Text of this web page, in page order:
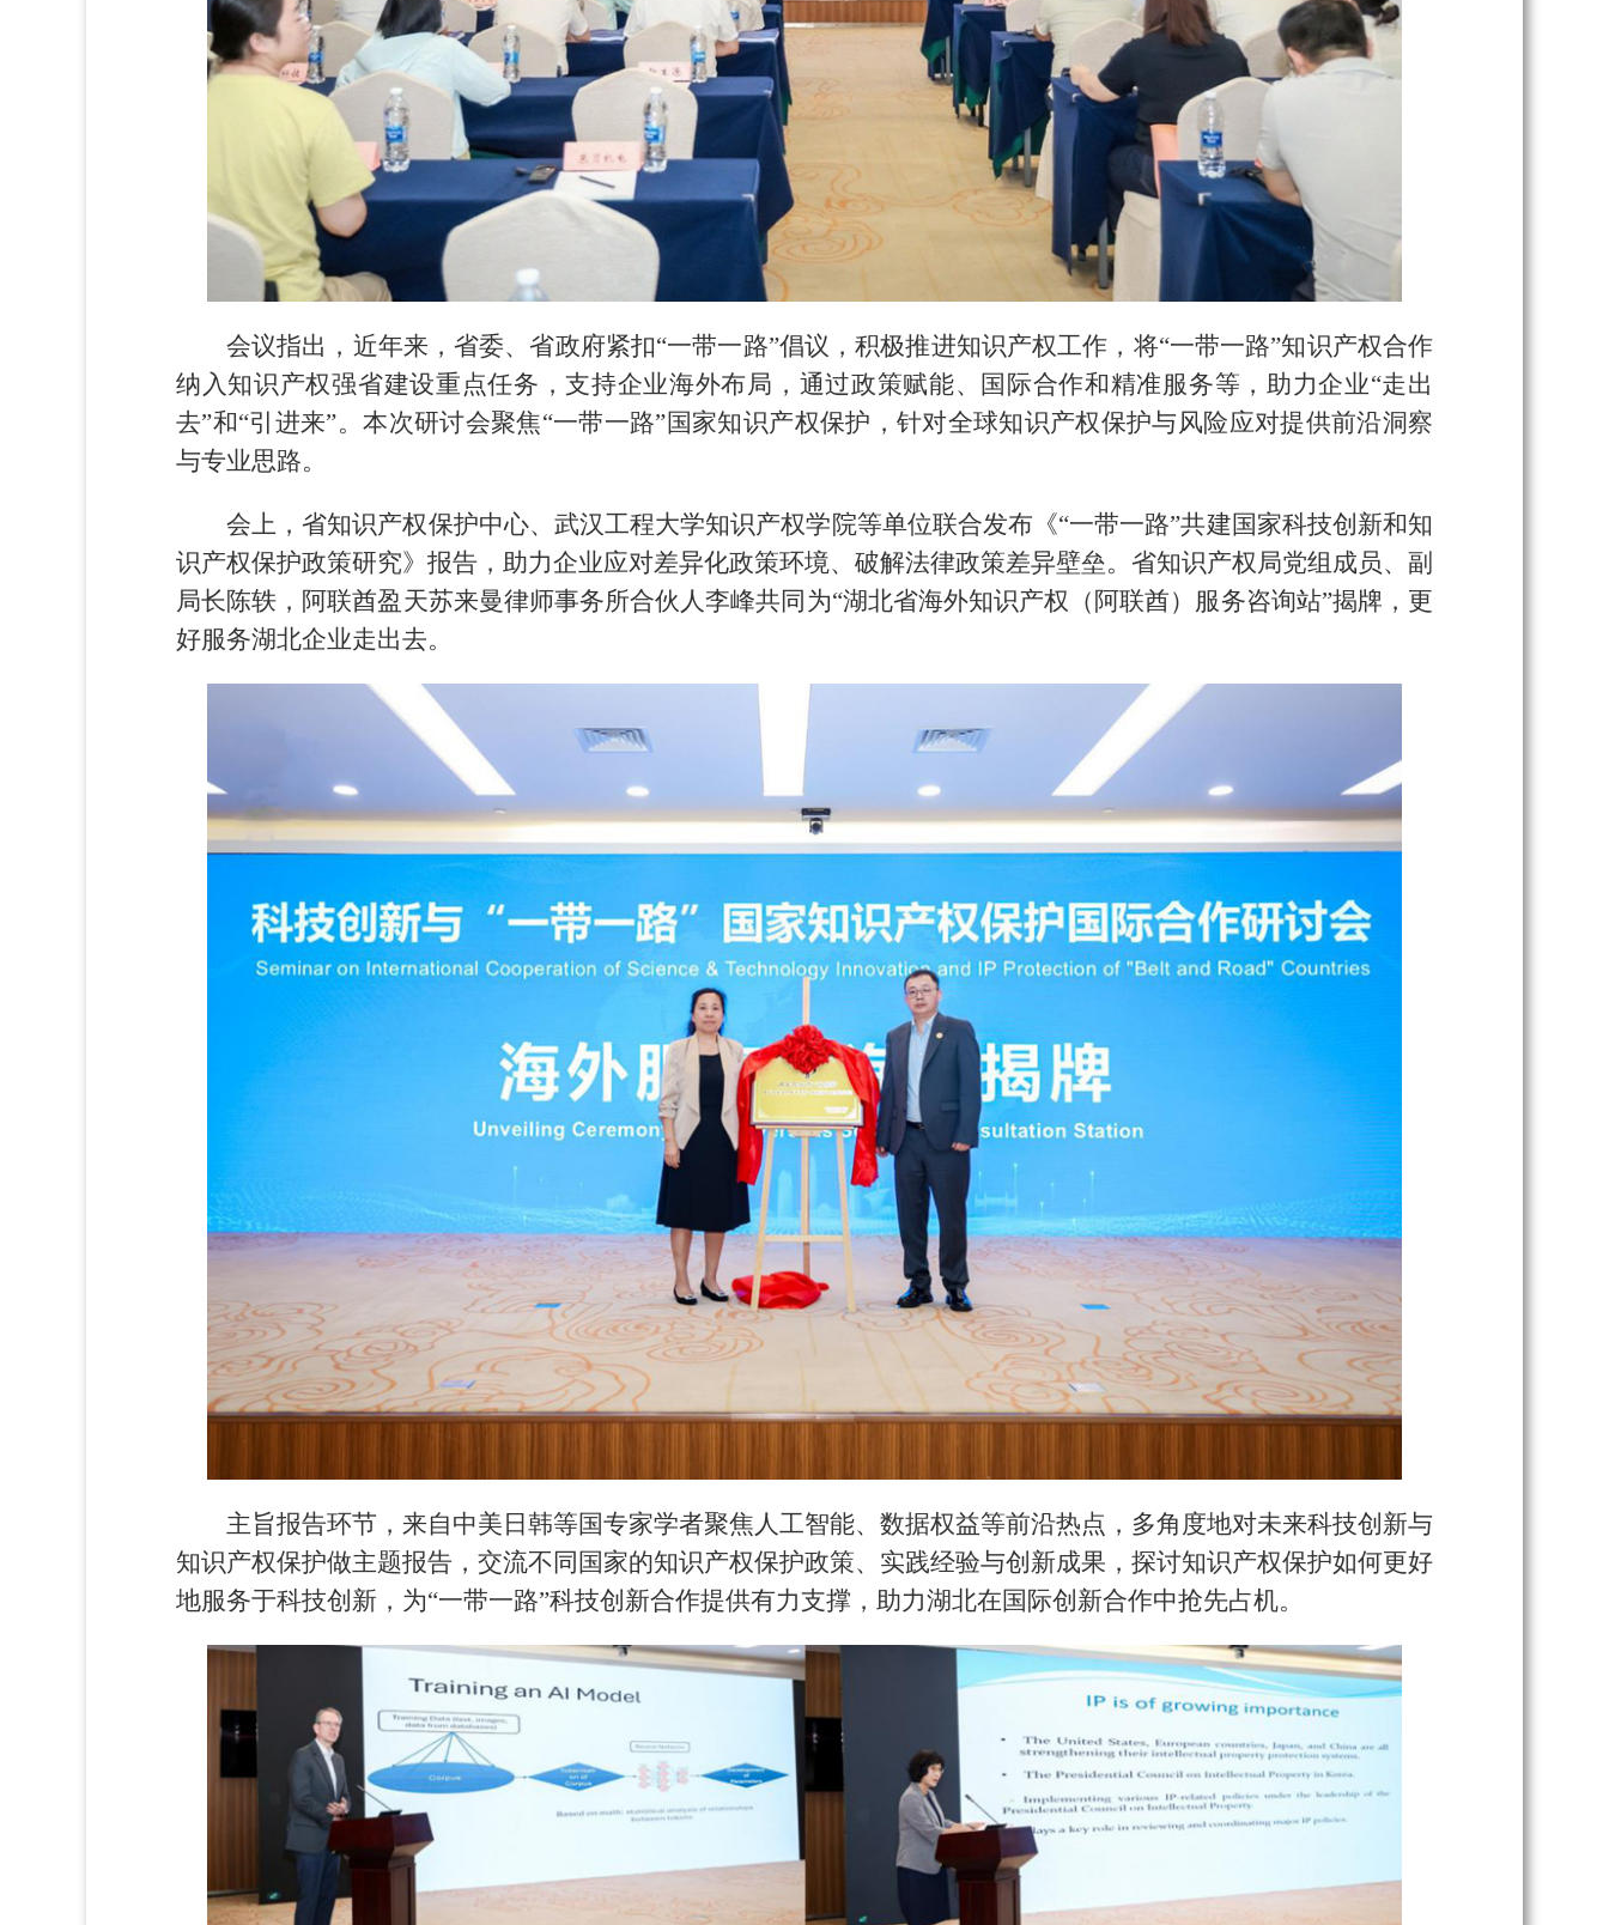
会议指出，近年来，省委、省政府紧扣“一带一路”倡议，积极推进知识产权工作，将“一带一路”知识产权合作
纳入知识产权强省建设重点任务，支持企业海外布局，通过政策赋能、国际合作和精准服务等，助力企业“走出
去”和“引进来”。本次研讨会聚焦“一带一路”国家知识产权保护，针对全球知识产权保护与风险应对提供前沿洞察
与专业思路。
会上，省知识产权保护中心、武汉工程大学知识产权学院等单位联合发布《“一带一路”共建国家科技创新和知
识产权保护政策研究》报告，助力企业应对差异化政策环境、破解法律政策差异壁垒。省知识产权局党组成员、副
局长陈轶，阿联酋盈天苏来曼律师事务所合伙人李峰共同为“湖北省海外知识产权（阿联酋）服务咨询站”揭牌，更
好服务湖北企业走出去。
主旨报告环节，来自中美日韩等国专家学者聚焦人工智能、数据权益等前沿热点，多角度地对未来科技创新与
知识产权保护做主题报告，交流不同国家的知识产权保护政策、实践经验与创新成果，探讨知识产权保护如何更好
地服务于科技创新，为“一带一路”科技创新合作提供有力支撑，助力湖北在国际创新合作中抢先占机。